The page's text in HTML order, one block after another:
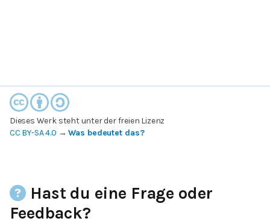
Dieses Werk steht unter der freien Lizenz
CC BY-SA 4.0 →Was bedeutet das?
Hast du eine Frage oder
Feedback?